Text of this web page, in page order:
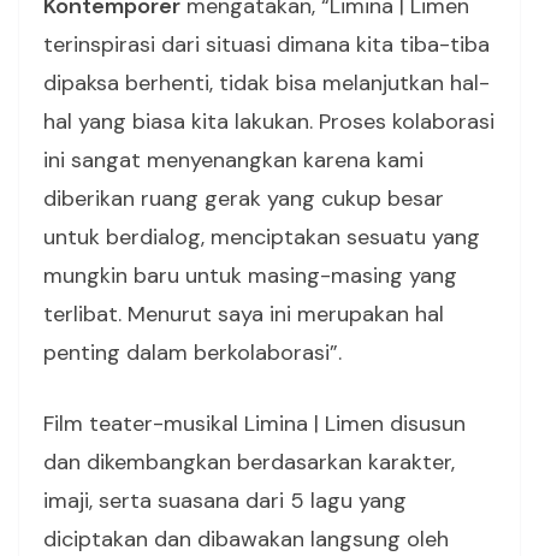
Kontemporer mengatakan, “Limina | Limen
terinspirasi dari situasi dimana kita tiba-tiba
dipaksa berhenti, tidak bisa melanjutkan hal-
hal yang biasa kita lakukan. Proses kolaborasi
ini sangat menyenangkan karena kami
diberikan ruang gerak yang cukup besar
untuk berdialog, menciptakan sesuatu yang
mungkin baru untuk masing-masing yang
terlibat. Menurut saya ini merupakan hal
penting dalam berkolaborasi”.
Film teater-musikal Limina | Limen disusun
dan dikembangkan berdasarkan karakter,
imaji, serta suasana dari 5 lagu yang
diciptakan dan dibawakan langsung oleh